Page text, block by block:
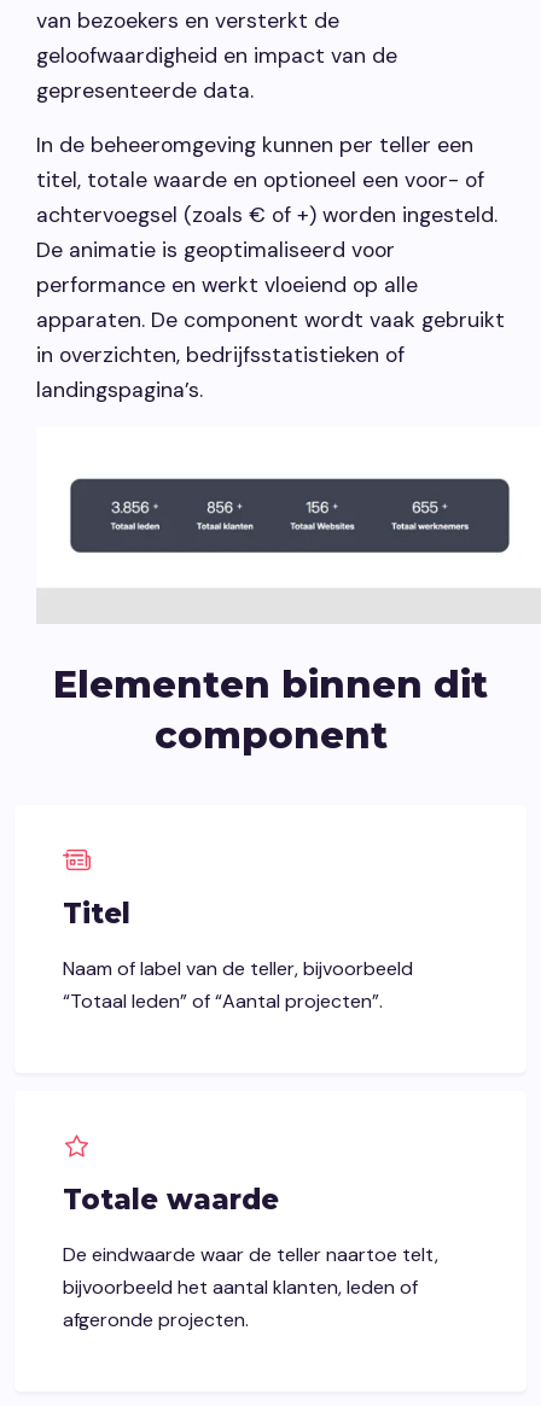
van bezoekers en versterkt de
geloofwaardigheid en impact van de
gepresenteerde data.
In de beheeromgeving kunnen per teller een
titel, totale waarde en optioneel een voor- of
achtervoegsel (zoals € of +) worden ingesteld.
De animatie is geoptimaliseerd voor
performance en werkt vloeiend op alle
apparaten. De component wordt vaak gebruikt
in overzichten, bedrijfsstatistieken of
landingspagina’s.
Elementen binnen dit
component
Titel
Naam of label van de teller, bijvoorbeeld
“Totaal leden” of “Aantal projecten”.
Totale waarde
De eindwaarde waar de teller naartoe telt,
bijvoorbeeld het aantal klanten, leden of
afgeronde projecten.